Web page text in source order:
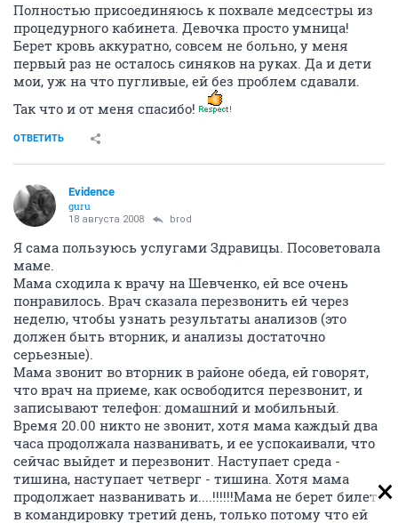
Полностью присоединяюсь к похвале медсестры из
процедурного кабинета. Девочка просто умница!
Берет кровь аккуратно, совсем не больно, у меня
первый раз не осталось синяков на руках. Да и дети
мои, уж на что пугливые, ей без проблем сдавали.
Так что и от меня спасибо!
ОТВЕТИТЬ
Evidence
guru
18 августа 2008 brod
Я сама пользуюсь услугами Здравицы. Посоветовала
маме.
Мама сходила к врачу на Шевченко, ей все очень
понравилось. Врач сказала перезвонить ей через
неделю, чтобы узнать результаты анализов (это
должен быть вторник, и анализы достаточно
серьезные).
Мама звонит во вторник в районе обеда, ей говорят,
что врач на приеме, как освободится перезвонит, и
записывают телефон: домашний и мобильный.
Время 20.00 никто не звонит, хотя мама каждый два
часа продолжала названивать, и ее успокаивали, что
сейчас выйдет и перезвонит. Наступает среда -
тишина, наступает четверг - тишина. Хотя мама
продолжает названивать и....!!!!!!Мама не берет билет
в командировку третий день, только потому что ей